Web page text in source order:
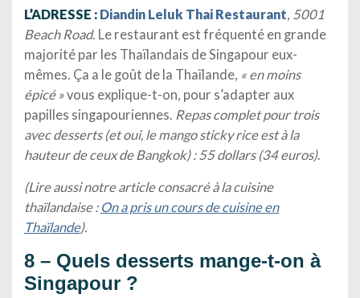
L’ADRESSE : Diandin Leluk Thai Restaurant, 5001
Beach Road. Le restaurant est fréquenté en grande
majorité par les Thaïlandais de Singapour eux-
mêmes. Ça a le goût de la Thaïlande, « en moins
épicé »vous explique-t-on, pour s’adapter aux
papilles singapouriennes. Repas complet pour trois
avec desserts (et oui, le mango sticky rice est à la
hauteur de ceux de Bangkok) : 55 dollars (34 euros).
(Lire aussi notre article consacré à la cuisine
thaïlandaise : On a pris un cours de cuisine en
Thaïlande).
8 – Quels desserts mange-t-on à
Singapour ?